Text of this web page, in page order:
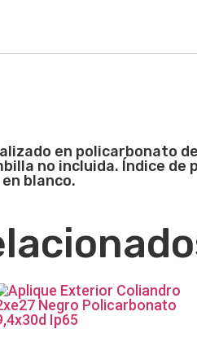
en policarbonato
no incluida. Índice
blanco.